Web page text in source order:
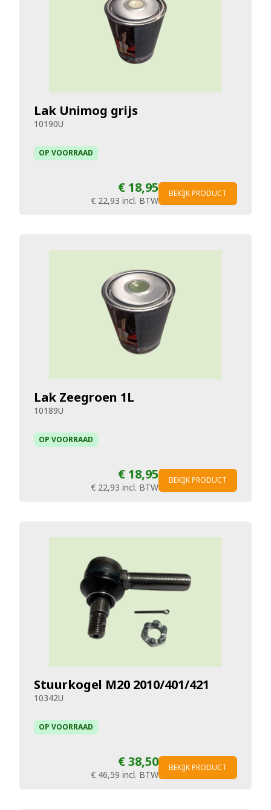
Lak Unimog grijs
10190U
OP VOORRAAD
€ 18,95
€ 22,93 incl. BTW
BEKIJK PRODUCT
Lak Zeegroen 1L
10189U
OP VOORRAAD
€ 18,95
€ 22,93 incl. BTW
BEKIJK PRODUCT
Stuurkogel M20 2010/401/421
10342U
OP VOORRAAD
€ 38,50
€ 46,59 incl. BTW
BEKIJK PRODUCT